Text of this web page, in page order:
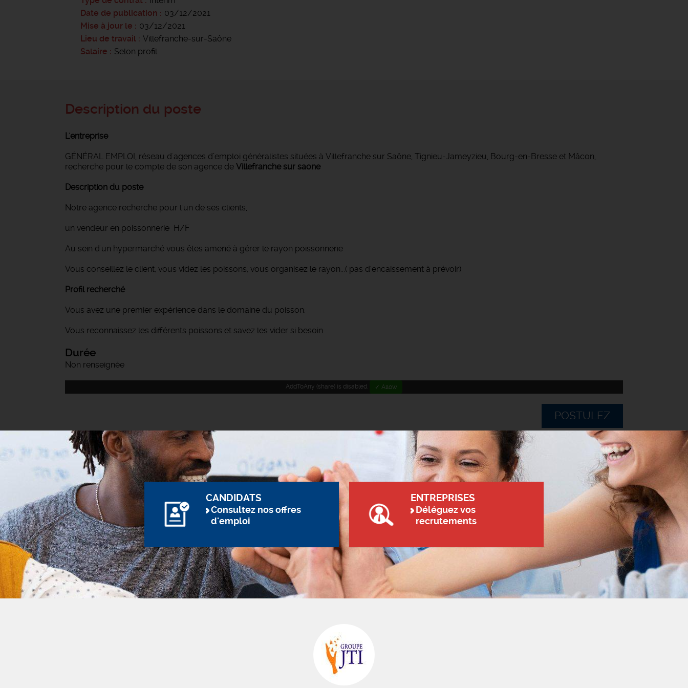
Date de publication
03/12/2021
Mise à jour le
03/12/2021
Lieu de travail
Villefranche-sur-Saône
Salaire
Selon profil
Description du poste
L'entreprise
GÉNÉRAL EMPLOI, réseau d'agences d’emploi généralistes situées à Villefranche sur Saône, Tignieu-Jameyzieu, Bourg-en-Bresse et Mâcon,
recherche pour le compte de son agence de Villefranche sur saone
Description du poste
Notre agence recherche pour l'un de ses clients,
un vendeur en poissonnerie H/F
Au sein d'un hypermarché vous êtes amené à gérer le rayon poissonnerie
Vous conseillez le client, vous videz les poissons, vous organisez le rayon...( pas d'encaissement à prévoir)
Profil recherché
Vous avez une premier expérience dans le domaine du poisson.
Vous reconnaissez les différents poissons et savez les vider si besoin
Durée
Non renseignée
AddToAny (share) is disabled. ✓ Allow
POSTULEZ
CANDIDATS
Consultez nos offres
d'emploi
ENTREPRISES
Déléguez vos
recrutements